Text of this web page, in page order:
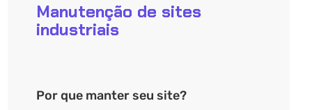
Manutenção de sites
industriais
Por que manter seu site?